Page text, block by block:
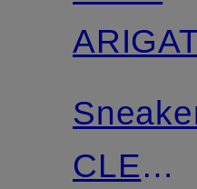
Sneaker
CLEAN